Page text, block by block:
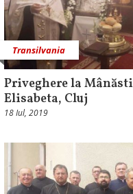
Transilvania
Priveghere la
Elisabeta, Cluj
18 Iul, 2019